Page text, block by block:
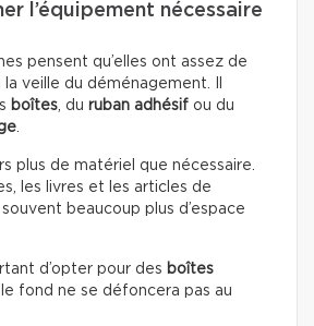
l’équipement nécessaire
pensent qu’elles ont assez de
la veille du déménagement. Il
boîtes, du ruban adhésif ou du
.
plus de matériel que nécessaire.
les livres et les articles de
beaucoup plus d’espace
d’opter pour des boîtes
fond ne se défoncera pas au